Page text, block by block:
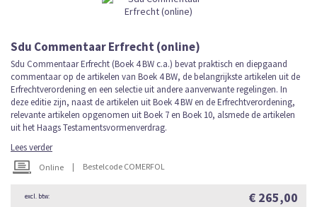
Sdu Commentaar Erfrecht (online)
Sdu Commentaar Erfrecht (Boek 4 BW c.a.) bevat praktisch en diepgaand
commentaar op de artikelen van Boek 4 BW, de belangrijkste artikelen uit de
Erfrechtverordening en een selectie uit andere aanverwante regelingen. In
deze editie zijn, naast de artikelen uit Boek 4 BW en de Erfrechtverordening,
relevante artikelen opgenomen uit Boek 7 en Boek 10, alsmede de artikelen
uit het Haags Testamentsvormenverdrag.
Lees verder
Online | Bestelcode COMERFOL
€ 265,00